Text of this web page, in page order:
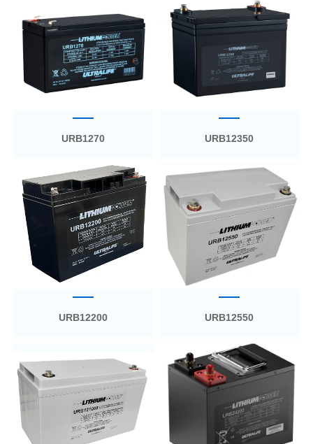
URB1270 URB12350
URB12200 URB12550